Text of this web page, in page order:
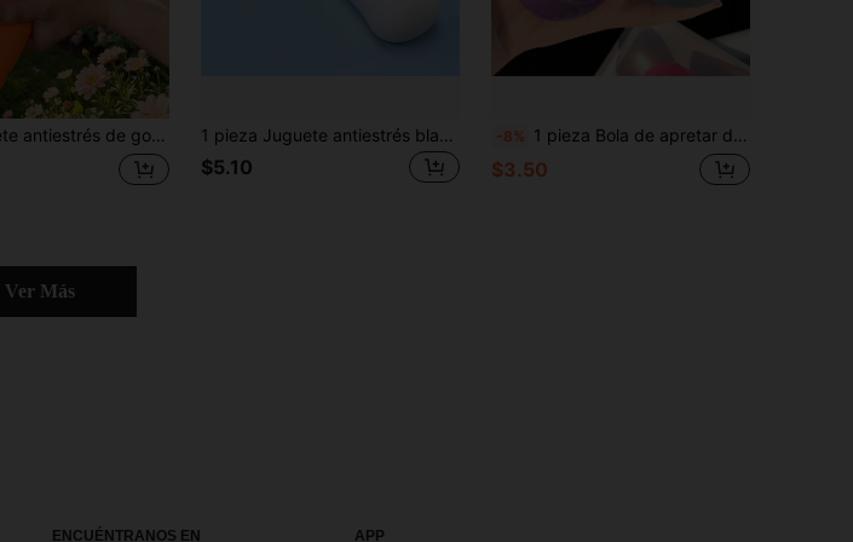
squishy con forma de zanahoria realista, extra grande, 30 cm, creativo y de alta demanda, al por mayor 1 pieza Juguete antiestrés blandito 2026 nuevo producto creativo de simulación de jabón para apretar, juguete sensorial ASMR antiestrés, para adultos, niñas y adolescentes, regalo de cumpleaños, vacaciones y Navidad, juguete fidget
$5.10
-8% 1 pieza Bola de apretar de malta maleable de rebote lento hecha a mano, juguete para aliviar la ansiedad, juguete para los dedos, alivio del estrés manual, juguete de Pascua, juguete para apretar, juguete para aliviar el estrés, ansiedad y relajación, regalo para fiestas, relleno de bolsa de regalo pequeña, cumpleaños, juguete de apretar relleno
$3.50
Ver Más
ENCUÉNTRANOS EN APP